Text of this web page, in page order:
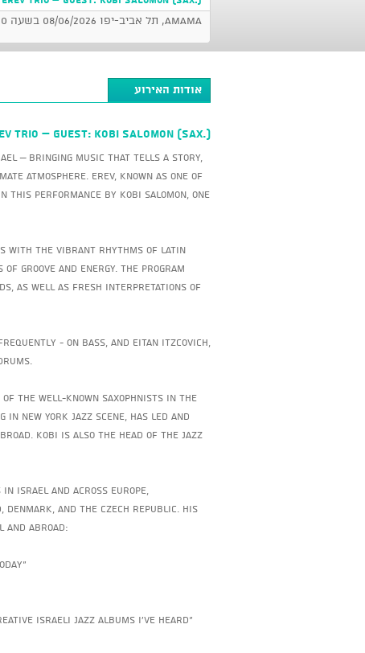
AMAMA, תל אביב-יפו 08/06/2026 בשעה 20:30
אודות האירוע
Trio – Guest: Kobi Salomon (Sax.)
– bringing music that tells a story,
atmosphere. Erev, known as one of
this performance by Kobi Salomon, one
with the vibrant rhythms of Latin
groove and energy. The program
as well as fresh interpretations of
- on bass, and Eitan Itzcovich,
of the well-known saxophnists in the
New York Jazz scene, has led and
Kobi is also the head of the jazz
Israel and across Europe,
and the Czech Republic. His
and abroad:
Israeli jazz albums I’ve heard”